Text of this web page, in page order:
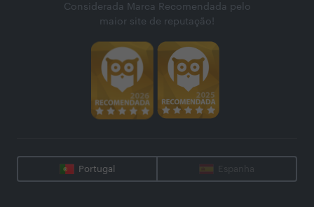
Considerada Marca Recomendada pelo
maior site de reputação!
Portugal Espanha